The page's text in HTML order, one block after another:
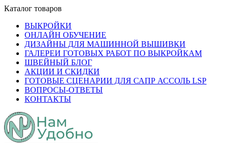
Каталог товаров
ВЫКРОЙКИ
ОНЛАЙН ОБУЧЕНИЕ
ДИЗАЙНЫ ДЛЯ МАШИННОЙ ВЫШИВКИ
ГАЛЕРЕИ ГОТОВЫХ РАБОТ ПО ВЫКРОЙКАМ
ШВЕЙНЫЙ БЛОГ
АКЦИИ И СКИДКИ
ГОТОВЫЕ СЦЕНАРИИ ДЛЯ САПР АССОЛЬ LSP
ВОПРОСЫ-ОТВЕТЫ
КОНТАКТЫ